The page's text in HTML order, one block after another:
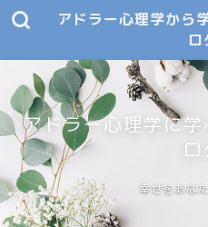
アドラー心理学から
ロ
アドラー心理学に
ロ
幸せをあな